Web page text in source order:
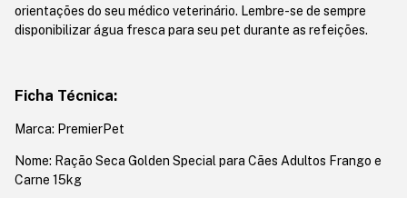
orientações do seu médico veterinário. Lembre-se de sempre
disponibilizar água fresca para seu pet durante as refeições.
Ficha Técnica:
Marca: PremierPet
Nome: Ração Seca Golden Special para Cães Adultos Frango e
Carne 15kg